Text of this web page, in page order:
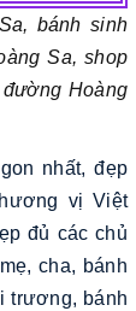
bánh sinh
Sa, shop
Hoàng
nhất, đẹp
vị Việt
đủ các chủ
cha, bánh
trương, bánh